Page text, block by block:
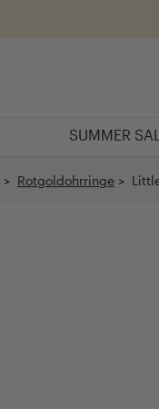
SUMMER
SUMMER
> Rotgoldohrringe >